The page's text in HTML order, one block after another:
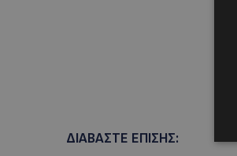
ΔΙΑΒΑΣΤΕ ΕΠΙΣΗΣ: